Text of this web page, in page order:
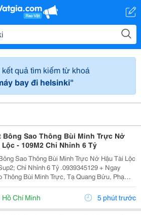
quả tìm kiếm từ khoá
bay đi helsinki"
Bông Sao Thông Bùi Minh Trực Nở
Lộc - 109M2 Chỉ Nhỉnh 6 Tỷ
Sao Thông Bùi Minh Trực Nở Hậu Tài Lộc
Chỉ Nhỉnh 6 Tỷ .0939345129 + Ngay
Thông Bùi Minh Trực, Tạ Quang Bửu, Phạm
+ Tiện Ích: Gần Chợ Nhị Thiên
Học Các Cấp, Bến Xe Q8......
Hồ Chí Minh 5 phút trước